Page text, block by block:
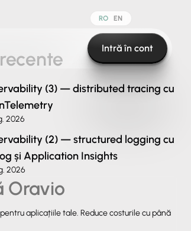
RO EN
Intră în cont
(3) — distributed tracing cu
2026
(2) — structured logging cu
și Application Insights
2026
Oravio
aplicațiile tale. Reduce costurile cu până